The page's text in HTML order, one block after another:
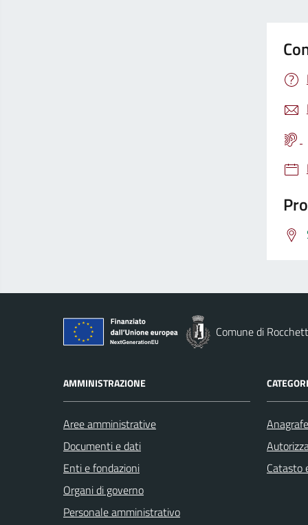
Comune di
AMMINISTRAZIONE
Aree amministrative
Documenti e dati
Enti e fondazioni
Organi di governo
Personale amministrativo
Catasto